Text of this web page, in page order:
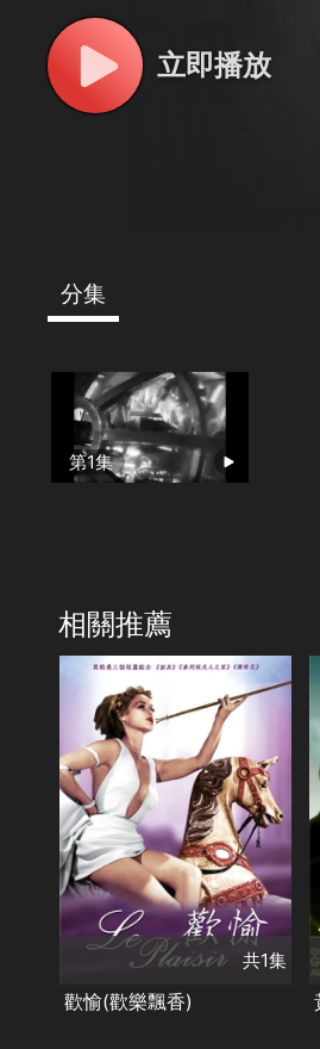
美國在參加世界第二次世界大戰
隊。吉姆·戈登隊長指揮其中的一
目懸殊的日軍。尤其，他必須解
戰，而且還想追求吉姆的女朋友。
立即播放
分集
第1集
相關推薦
共1集
演員
Gaby Morlay
克洛德
·多芬
類別
劇情 喜劇 愛情 共1集
歡愉(歡樂飄香)